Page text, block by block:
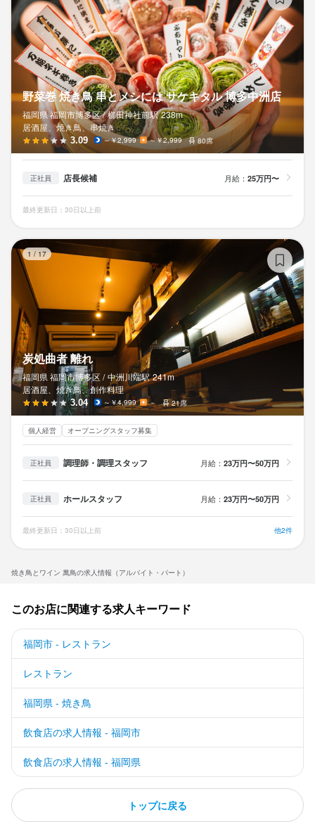
焼き鳥とワイン 萬鳥の求人情報（アルバイト・パート）
野菜巻 焼き鳥 串とメシには サケキタル 博多中洲店
福岡県 福岡市博多区 / 櫛田神社前駅 238m
居酒屋、焼き鳥、串焼き
3.09 ～￥2,999 ～￥2,999 80席
正社員 店長候補 月給： 25万円〜
最終更新日：30日以上前
1 / 17
炭処曲者 離れ
福岡県 福岡市博多区 / 中洲川端駅 241m
居酒屋、焼き鳥、創作料理
3.04 ～￥4,999 － 21席
個人経営 オープニングスタッフ募集
正社員 調理師・調理スタッフ 月給： 23万円〜50万円
正社員 ホールスタッフ 月給： 23万円〜50万円
最終更新日：30日以上前 他2件
このお店に関連する求人キーワード
福岡市 - レストラン
レストラン
福岡県 - 焼き鳥
飲食店の求人情報 - 福岡市
飲食店の求人情報 - 福岡県
トップに戻る